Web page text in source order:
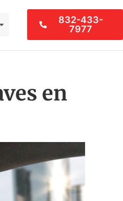
832-433-
7977
en